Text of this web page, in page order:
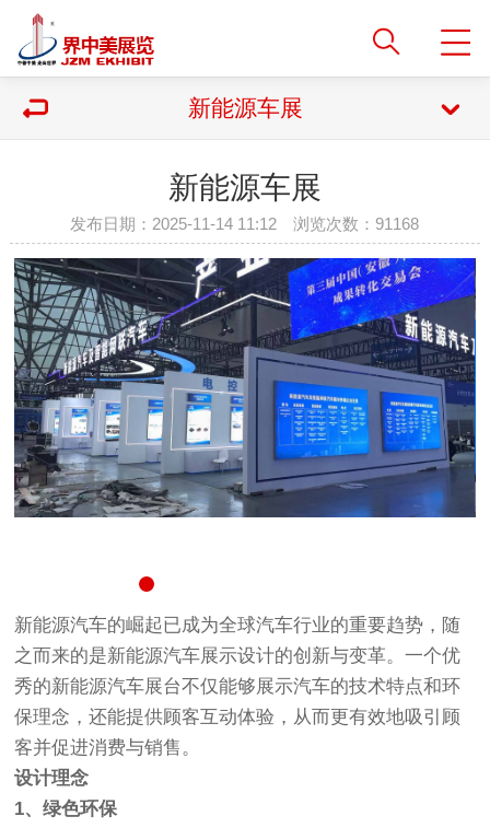
新能源车展
新能源车展
发布日期：2025-11-14 11:12 浏览次数： 91168
新能源汽车的崛起已成为全球汽车行业的重要趋势，随
之而来的是新能源汽车展示设计的创新与变革。一个优
秀的新能源汽车展台不仅能够展示汽车的技术特点和环
保理念，还能提供顾客互动体验，从而更有效地吸引顾
客并促进消费与销售。
设计理念
1、绿色环保